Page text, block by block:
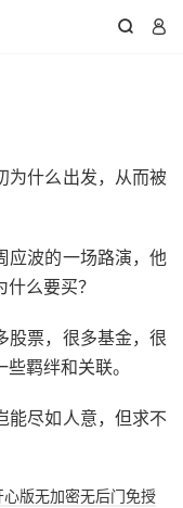
 
为什么出发，从而被
应波的一场路演，他
么要买？
股票，很多基金，很
羁绊和关联。
能尽如人意，但求不
版无加密无后门免授